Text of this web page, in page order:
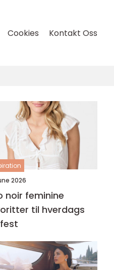
Cookies Kontakt Oss
2026
feminine
til hverdags